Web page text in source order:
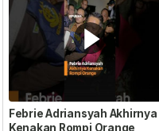
Febrie Adriansyah Akhirnya
Kenakan Rompi Orange